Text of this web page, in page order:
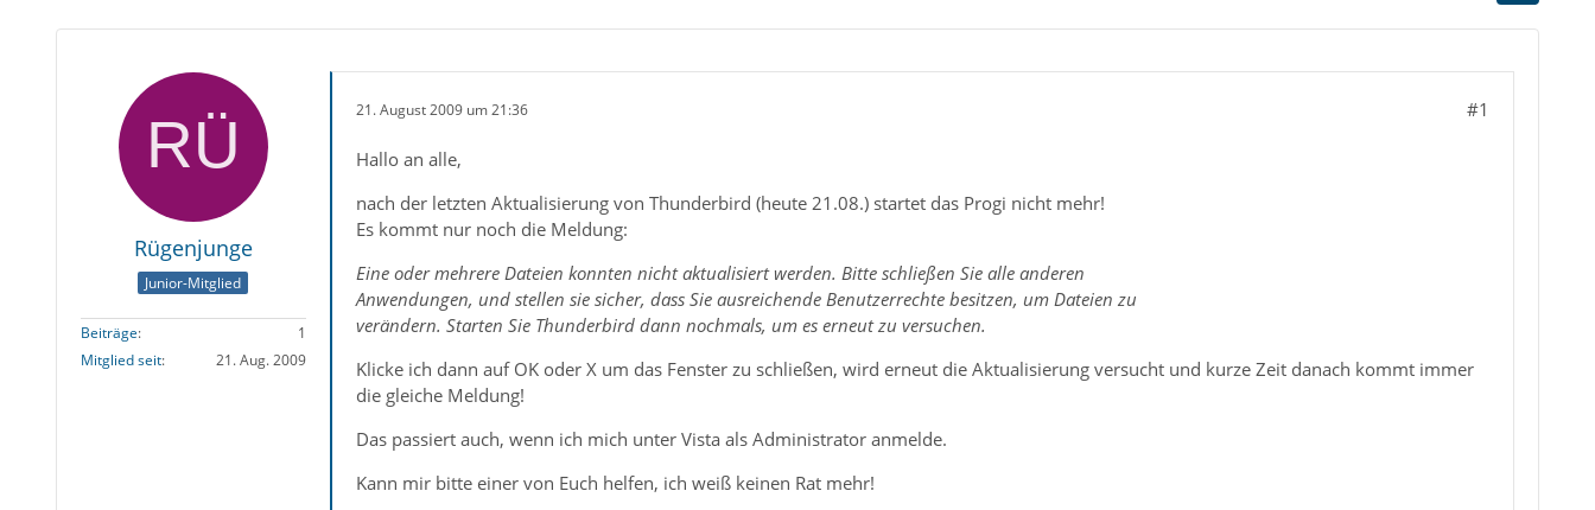
Rügenjunge
Junior-Mitglied
Beiträge
1
Mitglied seit
21. Aug. 2009
21. August 2009 um 21:36 #1
Hallo an alle,
nach der letzten Aktualisierung von Thunderbird (heute 21.08.) startet das Progi nicht mehr!
Es kommt nur noch die Meldung:
Eine oder mehrere Dateien konnten nicht aktualisiert werden. Bitte schließen Sie alle anderen
Anwendungen, und stellen sie sicher, dass Sie ausreichende Benutzerrechte besitzen, um Dateien zu
verändern. Starten Sie Thunderbird dann nochmals, um es erneut zu versuchen.
Klicke ich dann auf OK oder X um das Fenster zu schließen, wird erneut die Aktualisierung versucht und kurze Zeit danach kommt immer
die gleiche Meldung!
Das passiert auch, wenn ich mich unter Vista als Administrator anmelde.
Kann mir bitte einer von Euch helfen, ich weiß keinen Rat mehr!